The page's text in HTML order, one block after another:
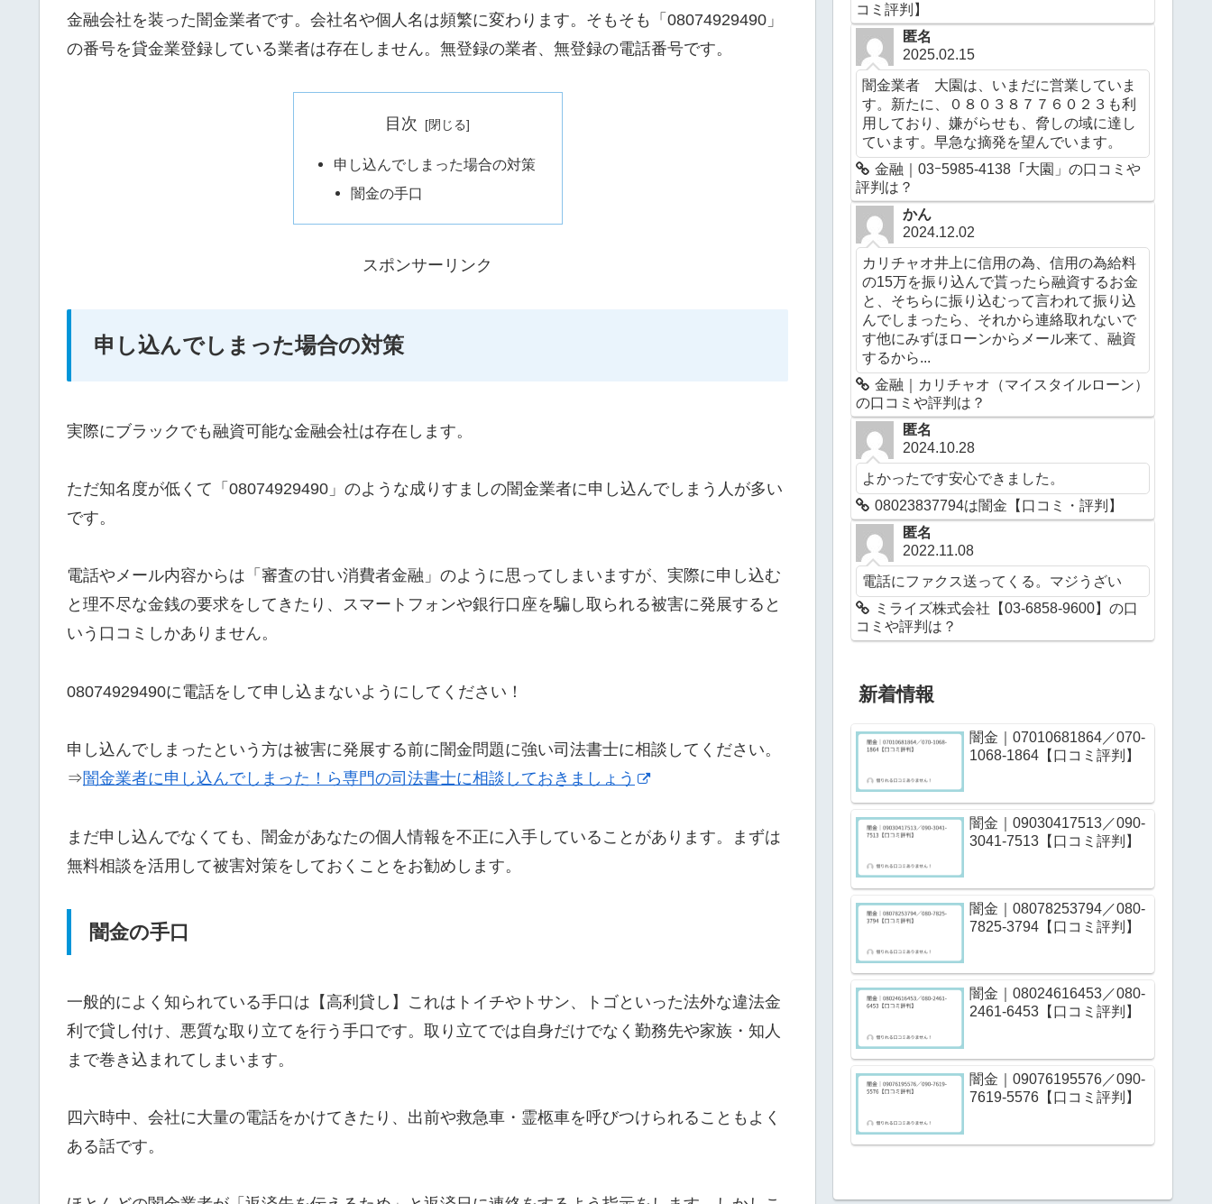
金融会社を装った闇金業者です。会社名や個人名は頻繁に変わります。そもそも「08074929490」
の番号を貸金業登録している業者は存在しません。無登録の業者、無登録の電話番号です。
目次
申し込んでしまった場合の対策
闇金の手口
スポンサーリンク
申し込んでしまった場合の対策
実際にブラックでも融資可能な金融会社は存在します。
ただ知名度が低くて「08074929490」のような成りすましの闇金業者に申し込んでしまう人が多い
です。
電話やメール内容からは「審査の甘い消費者金融」のように思ってしまいますが、実際に申し込む
と理不尽な金銭の要求をしてきたり、スマートフォンや銀行口座を騙し取られる被害に発展すると
いう口コミしかありません。
08074929490に電話をして申し込まないようにしてください！
申し込んでしまったという方は被害に発展する前に闇金問題に強い司法書士に相談してください。
⇒闇金業者に申し込んでしまった！ら専門の司法書士に相談しておきましょう
まだ申し込んでなくても、闇金があなたの個人情報を不正に入手していることがあります。まずは
無料相談を活用して被害対策をしておくことをお勧めします。
闇金の手口
一般的によく知られている手口は【高利貸し】これはトイチやトサン、トゴといった法外な違法金
利で貸し付け、悪質な取り立てを行う手口です。取り立てでは自身だけでなく勤務先や家族・知人
まで巻き込まれてしまいます。
四六時中、会社に大量の電話をかけてきたり、出前や救急車・霊柩車を呼びつけられることもよく
ある話です。
コミ評判】
匿名
2025.02.15
闇金業者 大園は、いまだに営業していま
す。新たに、０８０３８７７６０２３も利
用しており、嫌がらせも、脅しの域に達し
ています。早急な摘発を望んでいます。
金融｜03ｰ5985-4138「大園」の口コミや
評判は？
かん
2024.12.02
カリチャオ井上に信用の為、信用の為給料
の15万を振り込んで貰ったら融資するお金
と、そちらに振り込むって言われて振り込
んでしまったら、それから連絡取れないで
す他にみずほローンからメール来て、融資
するから...
金融｜カリチャオ（マイスタイルローン）
の口コミや評判は？
匿名
2024.10.28
よかったです安心できました。
08023837794は闇金【口コミ・評判】
匿名
2022.11.08
電話にファクス送ってくる。マジうざい
ミライズ株式会社【03-6858-9600】の口
コミや評判は？
新着情報
闇金｜07010681864／070-
1068-1864【口コミ評判】
闇金｜09030417513／090-
3041-7513【口コミ評判】
闇金｜08078253794／080-
7825-3794【口コミ評判】
闇金｜08024616453／080-
2461-6453【口コミ評判】
闇金｜09076195576／090-
7619-5576【口コミ評判】